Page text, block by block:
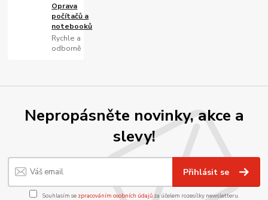
Oprava
počítačů a
notebooků
Rychle a
odborně
Nepropásněte novinky, akce a
slevy!
Přihlásit se
Souhlasím se zpracováním osobních údajůza účelem rozesílky newsletteru.